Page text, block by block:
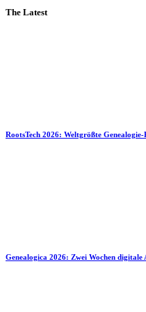
The Latest
RootsTech 2026: Weltgrößte
Genealogica 2026: Zwei Wochen